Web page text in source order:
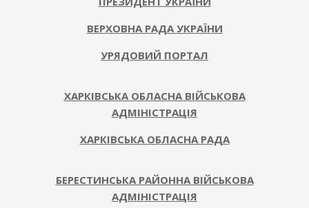
ВЕРХОВНА РАДА УКРАЇНИ
УРЯДОВИЙ ПОРТАЛ
ХАРКІВСЬКА ОБЛАСНА ВІЙСЬКОВА
АДМІНІСТРАЦІЯ
ХАРКІВСЬКА ОБЛАСНА РАДА
БЕРЕСТИНСЬКА РАЙОННА ВІЙСЬКОВА
АДМІНІСТРАЦІЯ